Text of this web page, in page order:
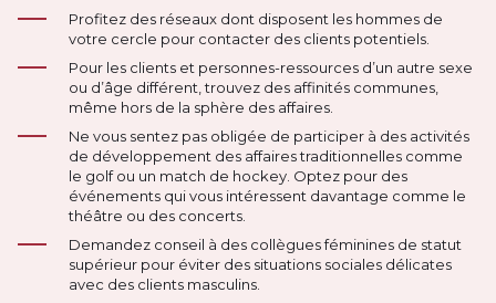
Profitez des réseaux dont disposent les hommes de
votre cercle pour contacter des clients potentiels.
Pour les clients et personnes-ressources d’un autre sexe
ou d’âge différent, trouvez des affinités communes,
même hors de la sphère des affaires.
Ne vous sentez pas obligée de participer à des activités
de développement des affaires traditionnelles comme
le golf ou un match de hockey. Optez pour des
événements qui vous intéressent davantage comme le
théâtre ou des concerts.
Demandez conseil à des collègues féminines de statut
supérieur pour éviter des situations sociales délicates
avec des clients masculins.